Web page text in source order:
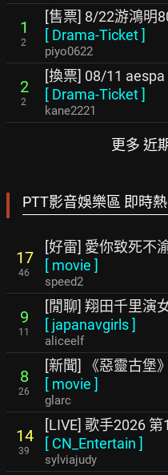
1
2
[售票] 8/22游鴻明
[ Drama-Ticket]
piyo0622
2
2
[換票] 08/11
[ Drama-Ticket]
kane2221
更多 近
PTT影音娛樂區 即時
17
46
[好雷] 愛你致死不
[ movie ]
speed2
9
11
[閒聊] 翔田千里演
[ japanavgirls]
aliceelf
8
26
[新聞] 《惡靈古堡
[ movie ]
glarc
14
39
[LIVE] 歌手2026 第
[ CN_Entertain ]
sylviajudy